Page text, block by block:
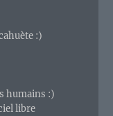
:)
humains :)
libre